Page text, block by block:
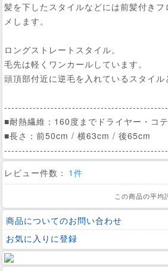
髪を下したスタイルなどには前髪付きフ
メします。
ロングストレートスタイル。
毛先は軽くワンカールしています。
頭頂部付近に逆毛を入れているスタイル
■耐熱繊維：160度までドライヤー・コ
■長さ：前50cm / 横63cm / 後65cm
レビュー件数： 1件
この商品の平均
商品についてのお問い合わせ
お気に入りに登録